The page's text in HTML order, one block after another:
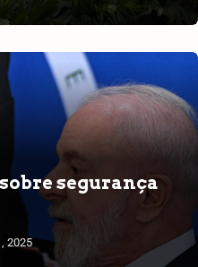
segurança
2025